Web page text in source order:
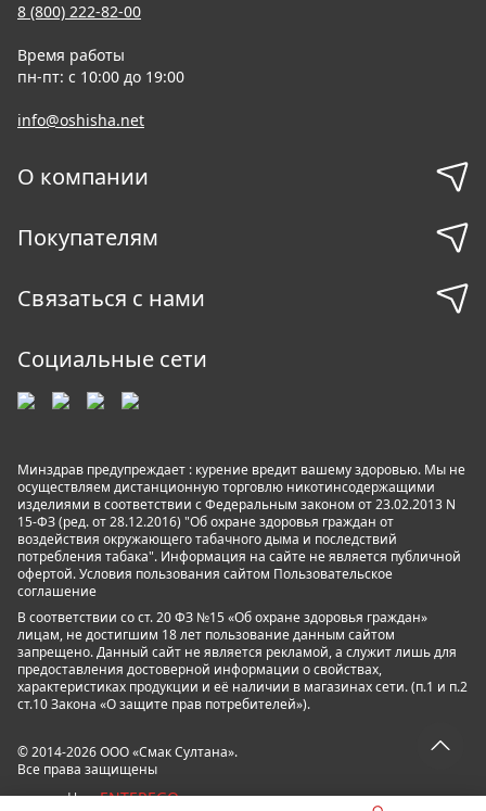
8 (800) 222-82-00
Время работы
пн-пт: с 10:00 до 19:00
info@oshisha.net
О компании
Покупателям
Связаться с нами
Социальные сети
Минздрав предупреждает : курение вредит вашему здоровью. Мы не
осуществляем дистанционную торговлю никотинсодержащими
изделиями в соответствии с Федеральным законом от 23.02.2013 N
15-ФЗ (ред. от 28.12.2016) "Об охране здоровья граждан от
воздействия окружающего табачного дыма и последствий
потребления табака". Информация на сайте не является публичной
офертой. Условия пользования сайтом Пользовательское
соглашение
В соответствии со ст. 20 ФЗ №15 «Об охране здоровья граждан»
лицам, не достигшим 18 лет пользование данным сайтом
запрещено. Данный сайт не является рекламой, а служит лишь для
предоставления достоверной информации о свойствах,
характеристиках продукции и её наличии в магазинах сети. (п.1 и п.2
ст.10 Закона «О защите прав потребителей»).
© 2014-2026 ООО «Смак Султана».
Все права защищены
powered by ENTEREGO